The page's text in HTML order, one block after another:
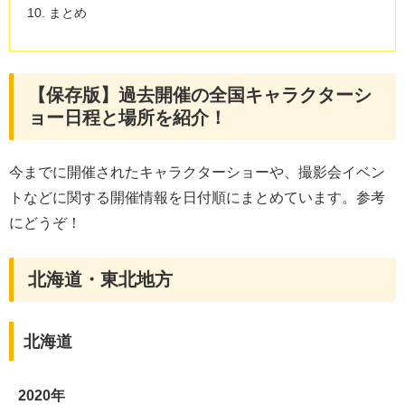
まとめ
【保存版】過去開催の全国キャラクターシ
ョー日程と場所を紹介！
今までに開催されたキャラクターショーや、撮影会イベン
トなどに関する開催情報を日付順にまとめています。参考
にどうぞ！
北海道・東北地方
北海道
2020年